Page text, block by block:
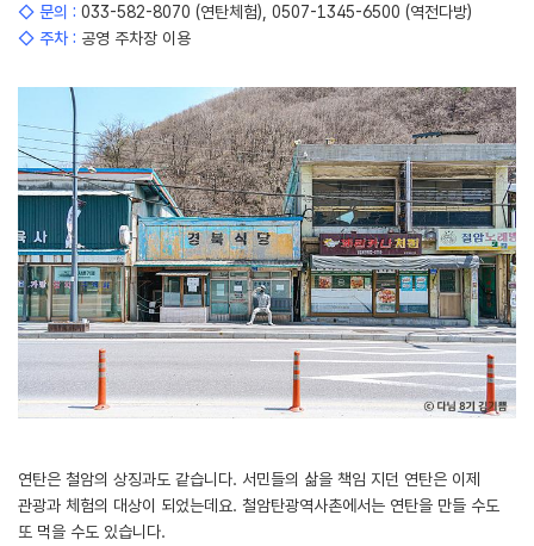
◇ 문의 : 033-582-8070 (연탄체험), 0507-1345-6500 (역전다방)
◇ 주차 : 공영 주차장 이용
연탄은 철암의 상징과도 같습니다. 서민들의 삶을 책임 지던 연탄은 이제
관광과 체험의 대상이 되었는데요. 철암탄광역사촌에서는 연탄을 만들 수도
또 먹을 수도 있습니다.